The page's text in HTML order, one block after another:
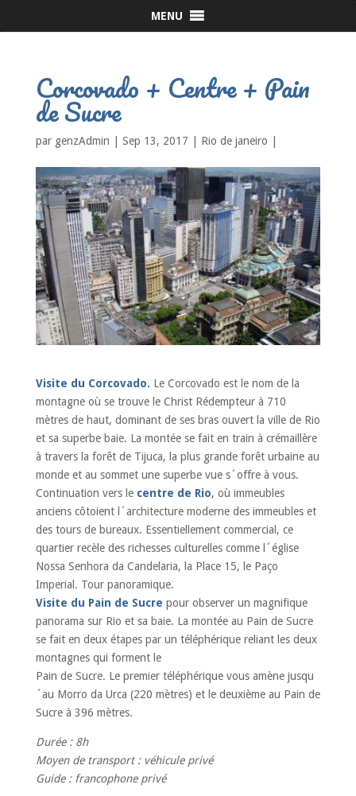
MENU
Corcovado + Centre + Pain
de Sucre
par genzAdmin Sep 13, 2017 Rio de janeiro
Visite du Corcovado. Le Corcovado est le nom de la
montagne où se trouve le Christ Rédempteur à 710
mètres de haut, dominant de ses bras ouvert la ville de Rio
et sa superbe baie. La montée se fait en train à crémaillère
à travers la forêt de Tijuca, la plus grande forêt urbaine au
monde et au sommet une superbe vue s´offre à vous.
Continuation vers le centre de Rio, où immeubles
anciens côtoient l´architecture moderne des immeubles et
des tours de bureaux. Essentiellement commercial, ce
quartier recèle des richesses culturelles comme l´église
Nossa Senhora da Candelaria, la Place 15, le Paço
Imperial. Tour panoramique.
Visite du Pain de Sucre pour observer un magnifique
panorama sur Rio et sa baie. La montée au Pain de Sucre
se fait en deux étapes par un téléphérique reliant les deux
montagnes qui forment le
Pain de Sucre. Le premier téléphérique vous amène jusqu
´au Morro da Urca (220 mètres) et le deuxième au Pain de
Sucre à 396 mètres.
Durée : 8h
Moyen de transport : véhicule privé
Guide : francophone privé